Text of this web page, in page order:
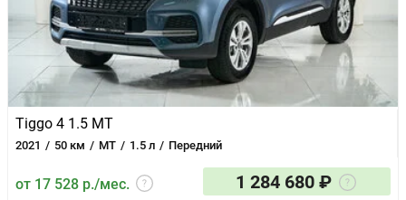
Tiggo 4 1.5 MT
2021 50 км MT 1.5 л Передний
от 17 528 р./мес. 1 284 680 ₽